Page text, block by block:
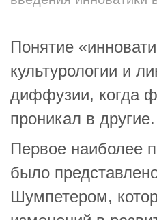
Понятие
культурологии и
диффузии, когда
проникал в другие.
Первое наиболее
было
Шумпетером,